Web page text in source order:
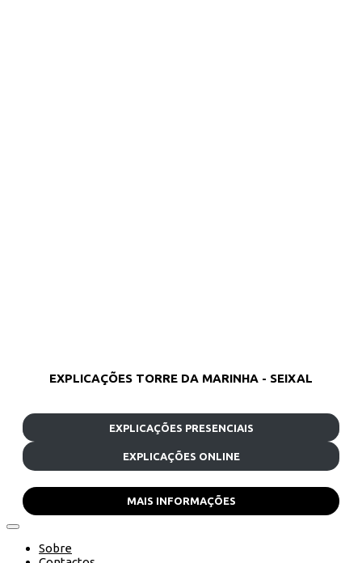
EXPLICAÇÕES TORRE DA MARINHA - SEIXAL
EXPLICAÇÕES PRESENCIAIS
EXPLICAÇÕES ONLINE
MAIS INFORMAÇÕES
Sobre